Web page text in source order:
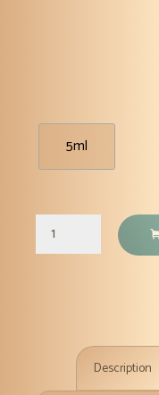
5ml
quantité
de
essentielle
Description